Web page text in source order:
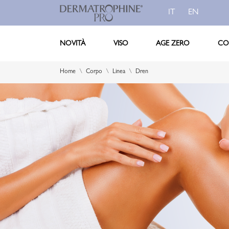
IT EN
NOVITÀ VISO AGE ZERO
Home Corpo Linea Dren